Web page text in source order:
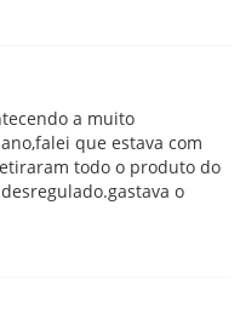
a muito
que estava com
todo o produto do
o